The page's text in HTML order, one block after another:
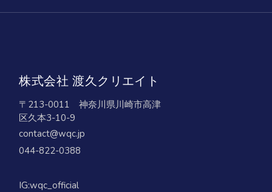
株式会社 渡久クリエイト
〒213-0011 神奈川県川崎市高津
区久本3-10-9
contact@wqc.jp
044-822-0388
IG:wqc_official